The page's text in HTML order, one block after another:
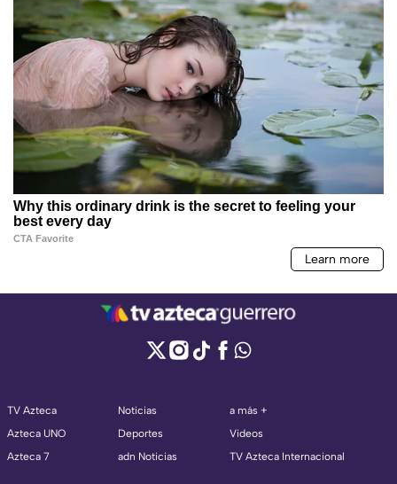
TV Azteca
Azteca UNO
Azteca 7
Noticias
Deportes
adn Noticias
a más +
Videos
TV Azteca Internacional